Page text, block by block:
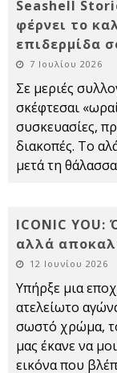
Seashell
φέρνει το
επιδερμίδα
7 Ιουλίου 2026
Σε μεριές
σκέφτεσαι
συσκευασίες,
διακοπές. Το
μετά τη
ICONIC YOU:
αλλά
12 Ιουνίου 2026
Υπήρξε μια
ατελείωτο
σωστό χρώμα,
μας έκανε να
εικόνα που